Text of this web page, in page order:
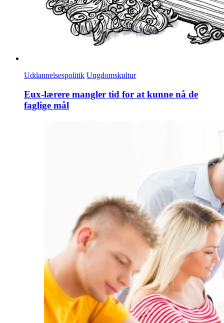
Uddannelsespolitik Ungdomskultur
Eux-lærere mangler tid for at kunne nå de
faglige mål